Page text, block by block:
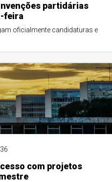
partidárias
feira
oficialmente candidaturas e
com projetos